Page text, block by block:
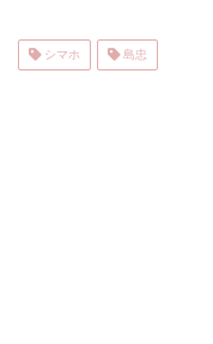
シマホ 島忠